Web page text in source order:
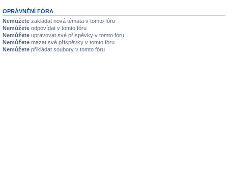
OPRÁVNĚNÍ FÓRA
Nemůžete zakládat nová témata v tomto fóru
Nemůžete odpovídat v tomto fóru
Nemůžete upravovat své příspěvky v tomto fóru
Nemůžete mazat své příspěvky v tomto fóru
Nemůžete přikládat soubory v tomto fóru